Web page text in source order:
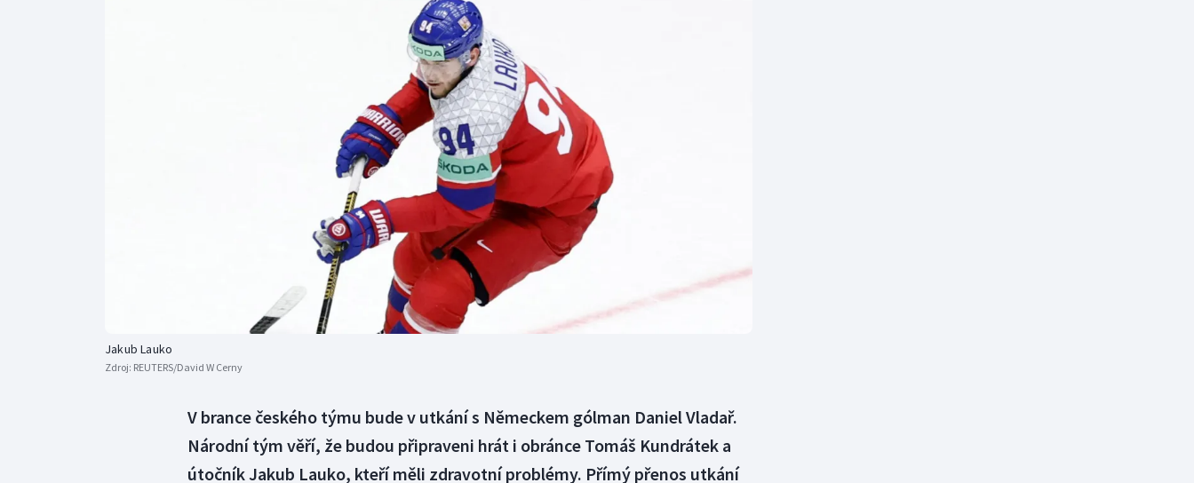
Gymnastika
Moderní pětiboj
Motorsport
Olympijské hry
Parasport
Plavání
Plážový volejbal
Jakub Lauko
Zdroj: REUTERS/David W Cerny
V brance českého týmu bude v utkání s Německem gólman Daniel Vladař.
Národní tým věří, že budou připraveni hrát i obránce Tomáš Kundrátek a
útočník Jakub Lauko, kteří měli zdravotní problémy. Přímý přenos utkání